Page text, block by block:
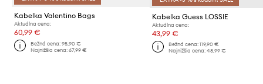
Kabelka Valentino Bags
Aktuálna cena:
60,99 €
Bežná cena:95,90 €
Najnižšia cena:67,99 €
Kabelka Guess LOSSIE
Aktuálna cena:
43,99 €
Bežná cena: 119,90 €
Najnižšia cena: 48,99 €